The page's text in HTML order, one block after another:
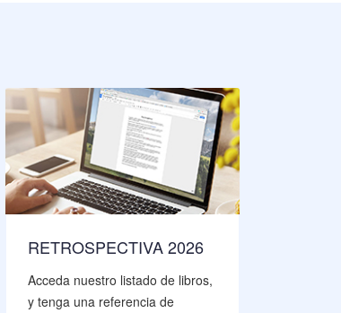
RETROSPECTIVA 2026
Acceda nuestro listado de libros,
y tenga una referencia de